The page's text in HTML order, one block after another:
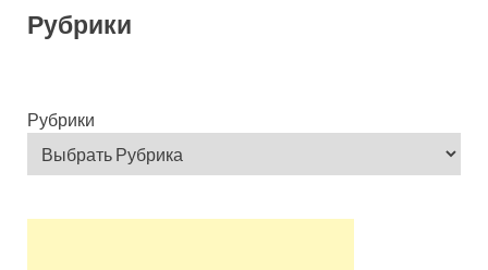
Рубрики
Рубрики